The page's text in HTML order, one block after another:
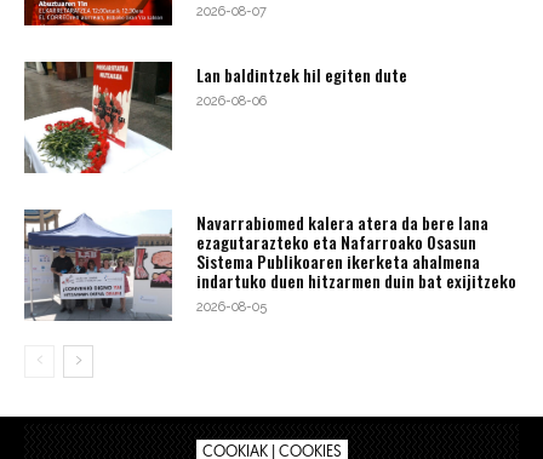
2026-08-07
Lan baldintzek hil egiten dute
2026-08-06
Navarrabiomed kalera atera da bere lana
ezagutarazteko eta Nafarroako Osasun
Sistema Publikoaren ikerketa ahalmena
indartuko duen hitzarmen duin bat exijitzeko
2026-08-05
COOKIAK | COOKIES